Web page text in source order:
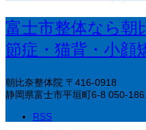
富士市整体なら朝
節症・猫背・小顔
朝比奈整体院 〒416-0918
静岡県富士市平垣町6-8 050-
RSS